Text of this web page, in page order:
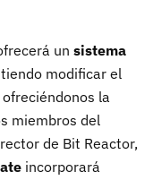
un sistema
modificar el
la
miembros del
de Bit Reactor,
incorporará